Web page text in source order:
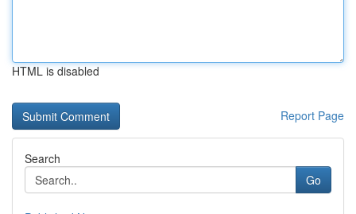
HTML is disabled
Report Page
Search
Go